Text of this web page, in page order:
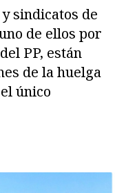
sindicatos de
de ellos por
PP, están
de la huelga
único